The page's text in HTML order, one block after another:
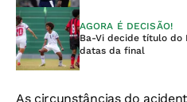
AGORA É DECISÃO!
Ba-Vi decide título do
datas da final
As circunstâncias do